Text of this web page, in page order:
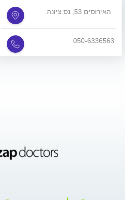
האירוסים 53, נס ציונה
050-6336563